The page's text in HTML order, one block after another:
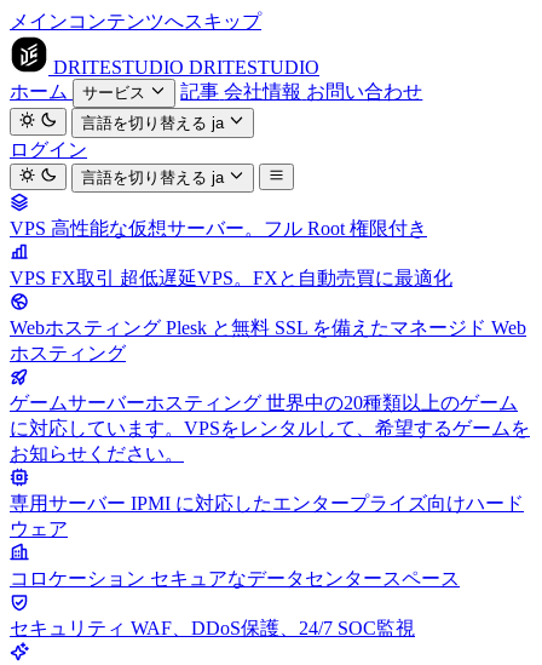
メインコンテンツへスキップ
DRITESTUDIO DRITESTUDIO
ホーム
サービス 記事 会社情報 お問い合わせ
言語を切り替える ja
ログイン
言語を切り替える ja
VPS 高性能な仮想サーバー。フル Root 権限付き
VPS FX取引 超低遅延VPS。FXと自動売買に最適化
Webホスティング Plesk と無料 SSL を備えたマネージド Web
ホスティング
ゲームサーバーホスティング 世界中の20種類以上のゲーム
に対応しています。VPSをレンタルして、希望するゲームを
お知らせください。
専用サーバー IPMI に対応したエンタープライズ向けハード
ウェア
コロケーション セキュアなデータセンタースペース
セキュリティ WAF、DDoS保護、24/7 SOC監視